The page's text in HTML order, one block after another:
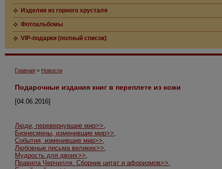
Изделия из горного хрусталя
Фотоальбомы
VIP-подарки (полный список)
Главная > Новости
Подарочные издания книг в переплете из кожи
[04.06.2016]
Люди, перевернувшие мир>>,
Бизнесмены, изменившие мир>>,
События, изменившие мир>>,
Любовные письма великих>>,
Мудрость для двоих>>,
Правила Черчилля. Сборник цитат и афоризмов>>,